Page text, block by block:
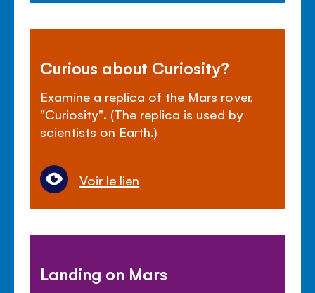
Curious about Curiosity?
Examine a replica of the Mars rover,
"Curiosity". (The replica is used by
scientists on Earth.)
Voir le lien
Landing on Mars